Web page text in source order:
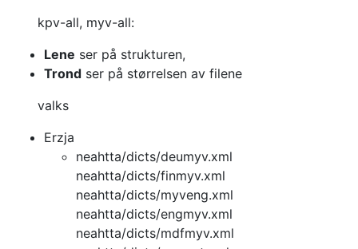
kpv-all, myv-all:
Lene ser på strukturen,
Trond ser på størrelsen av filene
valks
Erzja
neahtta/dicts/deumyv.xml
neahtta/dicts/finmyv.xml
neahtta/dicts/myveng.xml
neahtta/dicts/engmyv.xml
neahtta/dicts/mdfmyv.xml